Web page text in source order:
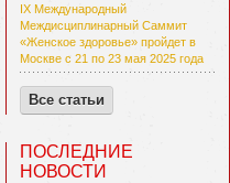
IX Международный
Междисциплинарный Саммит
«Женское здоровье» пройдет в
Москве с 21 по 23 мая 2025 года
Все статьи
ПОСЛЕДНИЕ
НОВОСТИ